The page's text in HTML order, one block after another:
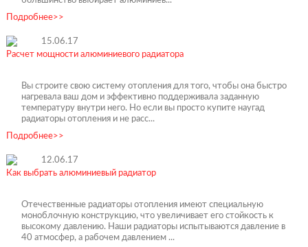
Подробнее>>
15.06.17
Расчет мощности алюминиевого радиатора
Вы строите свою систему отопления для того, чтобы она быстро
нагревала ваш дом и эффективно поддерживала заданную
температуру внутри него. Но если вы просто купите наугад
радиаторы отопления и не расс...
Подробнее>>
12.06.17
Как выбрать алюминиевый радиатор
Отечественные радиаторы отопления имеют специальную
моноблочную конструкцию, что увеличивает его стойкость к
высокому давлению. Наши радиаторы испытываются давление в
40 атмосфер, а рабочем давлением ...